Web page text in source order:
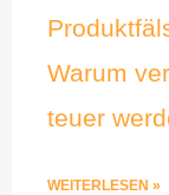
Warum
teuer
WEITERLESEN »